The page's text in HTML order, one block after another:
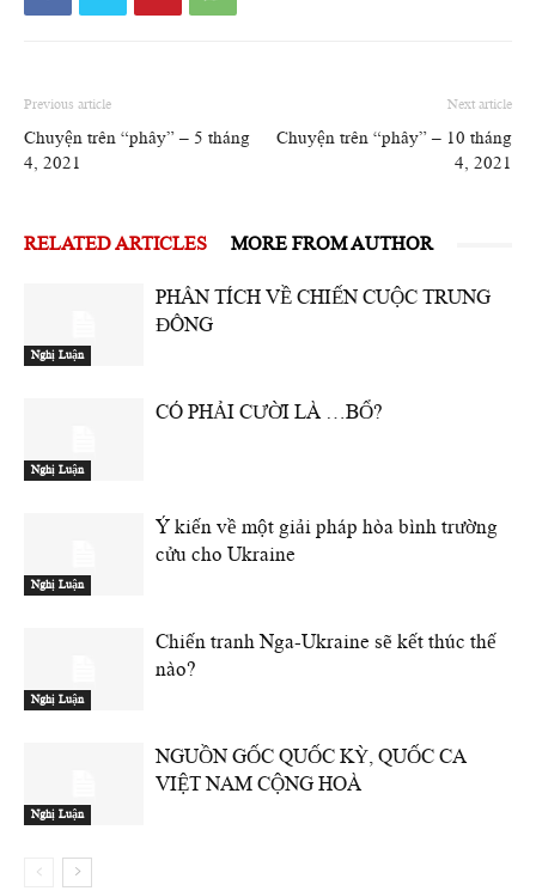
Previous article
Chuyện trên “phây” – 5 tháng
4, 2021
Next article
Chuyện trên “phây” – 10 tháng
4, 2021
RELATED ARTICLES MORE FROM AUTHOR
Nghị Luận
PHÂN TÍCH VỀ CHIẾN CUỘC TRUNG
ĐÔNG
Nghị Luận
CÓ PHẢI CƯỜI LÀ …BỔ?
Nghị Luận
Ý kiến về một giải pháp hòa bình trường
cửu cho Ukraine
Nghị Luận
Chiến tranh Nga-Ukraine sẽ kết thúc thế
nào?
Nghị Luận
NGUỒN GỐC QUỐC KỲ, QUỐC CA
VIỆT NAM CỘNG HOÀ